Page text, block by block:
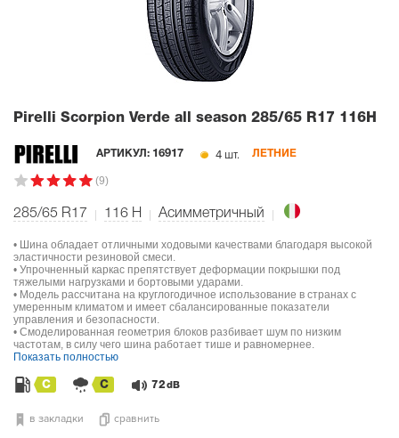
Pirelli Scorpion Verde all season 285/65 R17 116H
АРТИКУЛ: 16917 4 шт. ЛЕТНИЕ
(9)
285/65 R17 116 H Асимметричный
• Шина обладает отличными ходовыми качествами благодаря высокой
эластичности резиновой смеси.
• Упрочненный каркас препятствует деформации покрышки под
тяжелыми нагрузками и бортовыми ударами.
• Модель рассчитана на круглогодичное использование в странах с
умеренным климатом и имеет сбалансированные показатели
управления и безопасности.
• Смоделированная геометрия блоков разбивает шум по низким
частотам, в силу чего шина работает тише и равномернее.
Показать полностью
C C 72 dB
в закладки сравнить